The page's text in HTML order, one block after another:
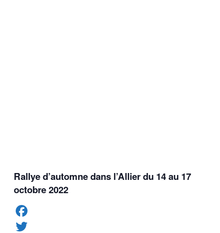
Rallye d’automne dans l’Allier du 14 au 17
octobre 2022
Facebook